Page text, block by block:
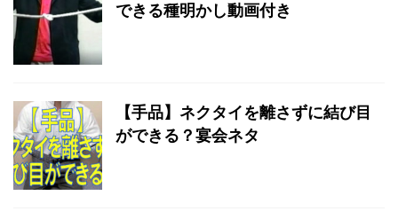
できる種明かし動画付き
【手品】ネクタイを離さずに結び目
ができる？宴会ネタ